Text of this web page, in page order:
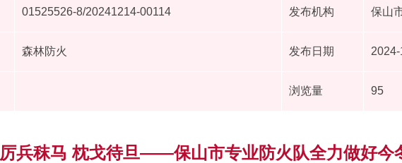
01525526-8/20241214-00114 发布机构 保山
森林防火 发布日期
浏览量 95
厉兵秣马 枕戈待旦——保山市专业防火队全力做好今